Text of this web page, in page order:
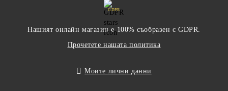
GDPR
Нашият онлайн магазин е 100% съобразен с GDPR.
Прочетете нашата политика
Моите лични данни